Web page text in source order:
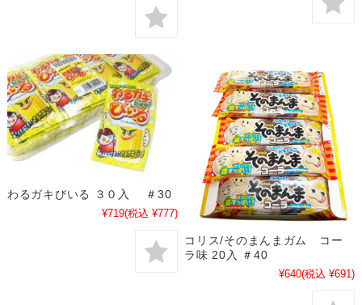
わるガキびいる ３０入 ＃30
¥719(税込 ¥777)
コリス/そのまんまガム コー
ラ味 20入 ＃40
¥640(税込 ¥691)